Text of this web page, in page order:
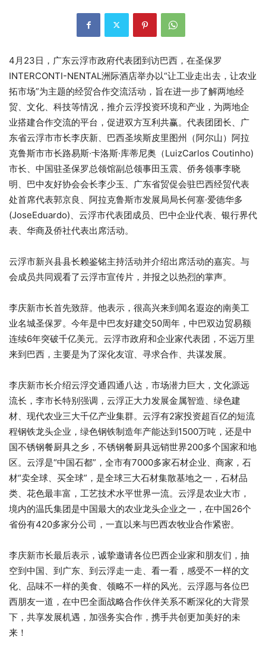
4月23日，广东云浮市政府代表团到访巴西，在圣保罗
INTERCONTI-NENTAL洲际酒店举办以“让工业走出去，让农业
拓市场”为主题的经贸合作交流活动，旨在进一步了解两地经
贸、文化、科技等情况，推介云浮投资环境和产业，为两地企
业搭建合作交流的平台，促进双方互利共赢。代表团团长、广
东省云浮市市长李庆新、巴西圣埃斯皮里图州（阿尔山）阿拉
克鲁斯市市长路易斯·卡洛斯·库蒂尼奥（LuizCarlos Coutinho)
市长、中国驻圣保罗总领馆副总领事田玉震、侨务领事李晓
明、巴中友好协会会长李少玉、广东省贸促会驻巴西经贸代表
处首席代表郭京良、阿拉克鲁斯市发展局局长何塞·爱德华多
(JoseEduardo)、云浮市代表团成员、巴中企业代表、银行界代
表、华商及侨社代表出席活动。
云浮市新兴县县长赖鉴铭主持活动并介绍出席活动的嘉宾。与
会成员共同观看了云浮市宣传片，并报之以热烈的掌声。
李庆新市长首先致辞。他表示，很高兴来到闻名遐迩的南美工
业名城圣保罗。今年是中巴友好建交50周年，中巴双边贸易额
连续6年突破千亿美元。云浮市政府和企业家代表团，不远万里
来到巴西，主要是为了深化友谊、寻求合作、共谋发展。
李庆新市长介绍云浮交通四通八达，市场潜力巨大，文化源远
流长，李市长特别强调，云浮正大力发展金属智造、绿色建
材、现代农业三大千亿产业集群。云浮有2家投资超百亿的短流
程钢铁龙头企业，绿色钢铁制造年产能达到1500万吨，还是中
国不锈钢餐厨具之乡，不锈钢餐厨具远销世界200多个国家和地
区。云浮是“中国石都”，全市有7000多家石材企业、商家，石
材“卖全球、买全球”，是全球三大石材集散基地之一，石材品
类、花色最丰富，工艺技术水平世界一流。云浮是农业大市，
境内的温氏集团是中国最大的农业龙头企业之一，在中国26个
省份有420多家分公司，一直以来与巴西农牧业合作紧密。
李庆新市长最后表示，诚挚邀请各位巴西企业家和朋友们，抽
空到中国、到广东、到云浮走一走、看一看，感受不一样的文
化、品味不一样的美食、领略不一样的风光。云浮愿与各位巴
西朋友一道，在中巴全面战略合作伙伴关系不断深化的大背景
下，共享发展机遇，加强务实合作，携手共创更加美好的未
来！